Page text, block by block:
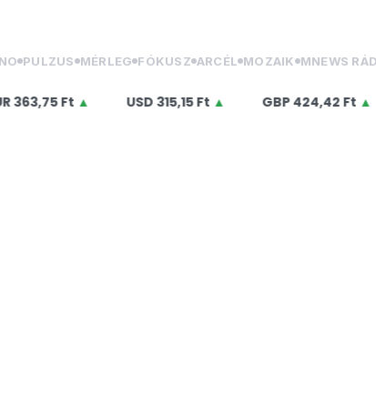
PULZUS MÉRLEG FÓKUSZ ARCÉL MOZAIK MNEWS
Ft▲ 315,15 Ft▲ 424,42 Ft▲